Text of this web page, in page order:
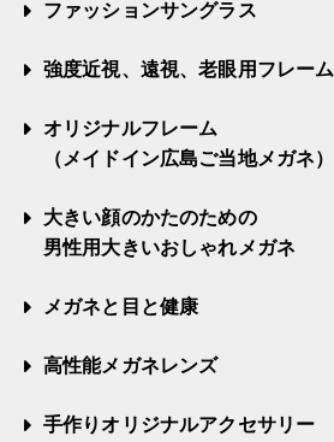
ファッションサングラス
強度近視、遠視、老眼用フレーム
オリジナルフレーム
（メイドイン広島ご当地メガネ）
大きい顔のかたのための
男性用大きいおしゃれメガネ
メガネと目と健康
高性能メガネレンズ
手作りオリジナルアクセサリー